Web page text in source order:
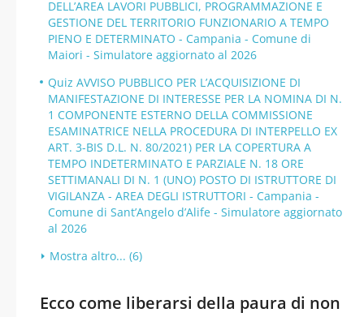
DELL’AREA LAVORI PUBBLICI, PROGRAMMAZIONE E
GESTIONE DEL TERRITORIO FUNZIONARIO A TEMPO
PIENO E DETERMINATO - Campania - Comune di
Maiori - Simulatore aggiornato al 2026
Quiz AVVISO PUBBLICO PER L’ACQUISIZIONE DI
MANIFESTAZIONE DI INTERESSE PER LA NOMINA DI N.
1 COMPONENTE ESTERNO DELLA COMMISSIONE
ESAMINATRICE NELLA PROCEDURA DI INTERPELLO EX
ART. 3-BIS D.L. N. 80/2021) PER LA COPERTURA A
TEMPO INDETERMINATO E PARZIALE N. 18 ORE
SETTIMANALI DI N. 1 (UNO) POSTO DI ISTRUTTORE DI
VIGILANZA - AREA DEGLI ISTRUTTORI - Campania -
Comune di Sant’Angelo d’Alife - Simulatore aggiornato
al 2026
Mostra altro... (6)
Ecco come liberarsi della paura di non